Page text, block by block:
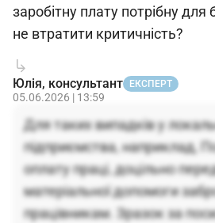
заробітну плату потрібну
не втратити критичність?
Юлія, консультант ЕКСПЕРТ
05.06.2026 | 13:59
Для таких випадків у
підприємства, наприклад,
оплату праці, доцільно
матеріальної допомоги
працівникам. Зразок за